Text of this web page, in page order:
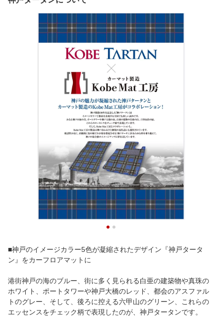
■神戸のイメージカラー5色が凝縮されたデザイン『神戸タータ
ン』をカーフロアマットに
港街神戸の海のブルー、街に多く見られる白亜の建築物や真珠の
ホワイト、ポートタワーや神戸大橋のレッド、都会のアスファル
トのグレー、そして、後ろに控える六甲山のグリーン、これらの
エッセンスをチェック柄で表現したのが、神戸タータンです。